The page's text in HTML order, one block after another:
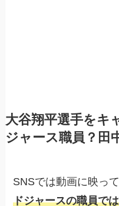
大谷翔平選手をキ
ジャース職員？田
SNSでは動画に映っ
ドジャースの職員で